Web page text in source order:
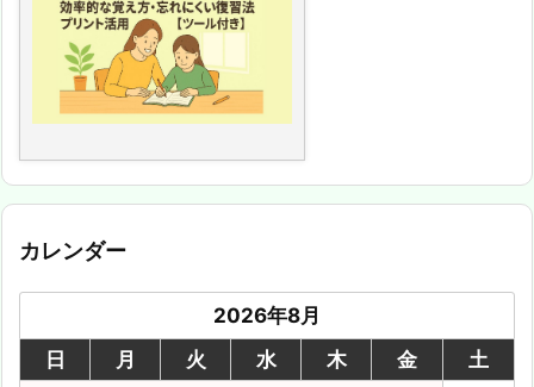
カレンダー
2026年8月
日
月 火 水 木 金
土